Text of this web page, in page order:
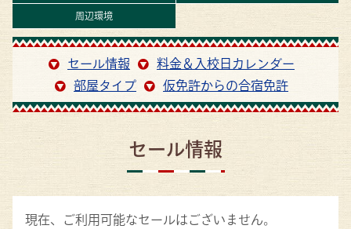
周辺環境
セール情報
料金＆入校日カレンダー
部屋タイプ
仮免許からの合宿免許
セール情報
現在、ご利用可能なセールはございません。